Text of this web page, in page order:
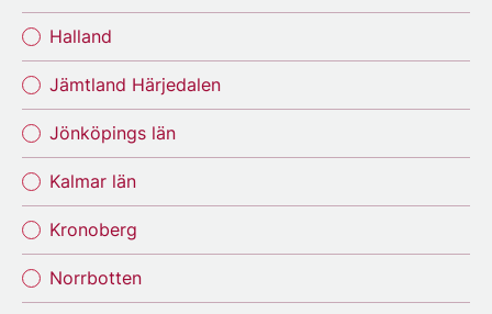
Halland
Jämtland Härjedalen
Jönköpings län
Kalmar län
Kronoberg
Norrbotten